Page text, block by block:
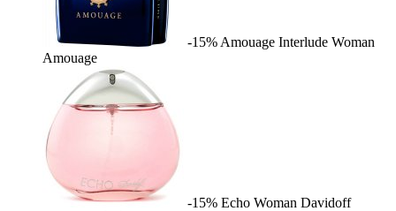
-15% Amouage Interlude Woman
Amouage
-15% Echo Woman Davidoff